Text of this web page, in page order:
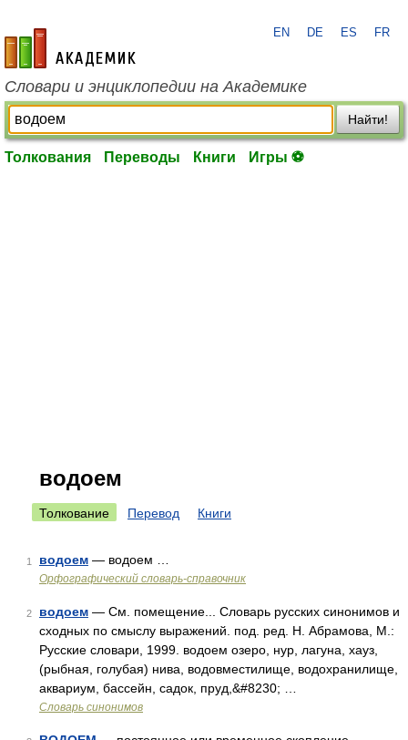
academic.ru
EN DE ES FR
Словари и энциклопедии на Академике
Найти!
Толкования Переводы Книги Игры ⚽
водоем
Толкование Перевод Книги
1 водоем — водоем …
Орфографический словарь-справочник
2 водоем — См. помещение... Словарь русских синонимов и
сходных по смыслу выражений. под. ред. Н. Абрамова, М.:
Русские словари, 1999. водоем озеро, нур, лагуна, хауз,
(рыбная, голубая) нива, водовместилище, водохранилище,
аквариум, бассейн, садок, пруд,&#8230; …
Словарь синонимов